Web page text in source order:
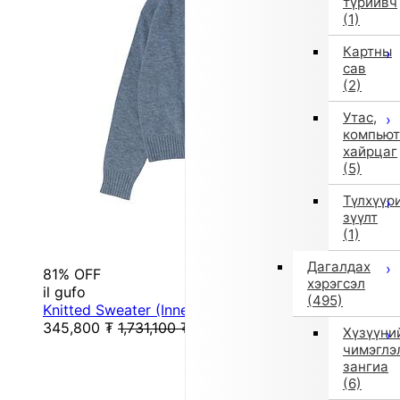
(1)
Картны
сав
(2)
Утас,
хайрцаг
(5)
зүүлт
(1)
Дагалдах
хэрэгсэл
(495)
зангиа
(6)
81% OFF
il gufo
Knitted Sweater (Inner) (Blue)
345,800 ₮ 1,731,100 ₮